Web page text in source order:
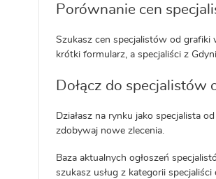
Porównanie cen
Szukasz cen specjalistów od grafiki
krótki formularz, a specjaliści z
Dołącz do
Działasz na rynku jako specjalista
zdobywaj nowe zlecenia.
Baza aktualnych ogłoszeń
szukasz usług z kategorii